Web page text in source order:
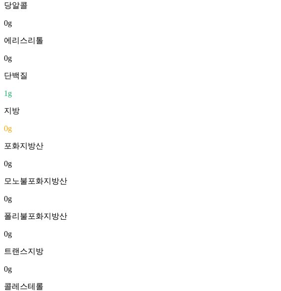
당알콜
0g
에리스리톨
0g
단백질
1 g
지방
0g
포화지방산
0g
모노불포화지방산
0g
폴리불포화지방산
0g
트랜스지방
0g
콜레스테롤